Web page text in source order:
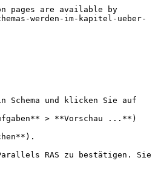
pages are available by
werden-im-kapitel-ueber-
Schema und klicken Sie auf
> **Vorschau ...**)
RAS zu bestätigen. Sie